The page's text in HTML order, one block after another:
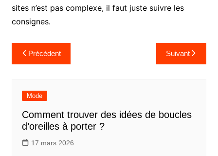
sites n’est pas complexe, il faut juste suivre les
consignes.
Navigation
de
Précédent Suivant
Mode
Comment trouver des idées de boucles
d’oreilles à porter ?
17 mars 2026